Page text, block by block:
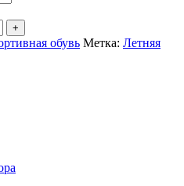
обувь Метка: Летняя